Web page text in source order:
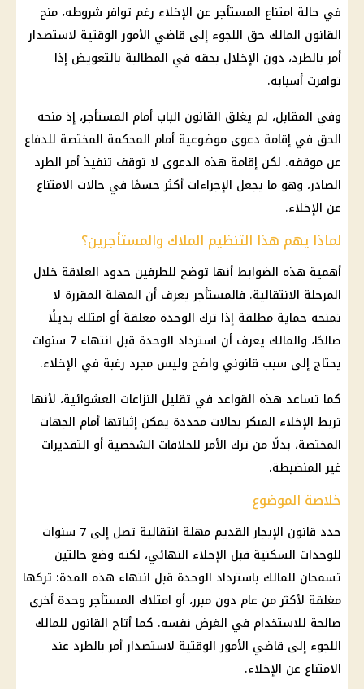
في حالة امتناع المستأجر عن الإخلاء رغم توافر شروطه، منح
القانون المالك حق اللجوء إلى قاضي الأمور الوقتية لاستصدار
أمر بالطرد، دون الإخلال بحقه في المطالبة بالتعويض إذا
توافرت أسبابه.
وفي المقابل، لم يغلق القانون الباب أمام المستأجر، إذ منحه
الحق في إقامة دعوى موضوعية أمام المحكمة المختصة للدفاع
عن موقفه. لكن إقامة هذه الدعوى لا توقف تنفيذ أمر الطرد
الصادر، وهو ما يجعل الإجراءات أكثر حسمًا في حالات الامتناع
عن الإخلاء.
لماذا يهم هذا التنظيم الملاك والمستأجرين؟
أهمية هذه الضوابط أنها توضح للطرفين حدود العلاقة خلال
المرحلة الانتقالية. فالمستأجر يعرف أن المهلة المقررة لا
تمنحه حماية مطلقة إذا ترك الوحدة مغلقة أو امتلك بديلًا
صالحًا، والمالك يعرف أن استرداد الوحدة قبل انتهاء 7 سنوات
يحتاج إلى سبب قانوني واضح وليس مجرد رغبة في الإخلاء.
كما تساعد هذه القواعد في تقليل النزاعات العشوائية، لأنها
تربط الإخلاء المبكر بحالات محددة يمكن إثباتها أمام الجهات
المختصة، بدلًا من ترك الأمر للخلافات الشخصية أو التقديرات
غير المنضبطة.
خلاصة الموضوع
حدد قانون الإيجار القديم مهلة انتقالية تصل إلى 7 سنوات
للوحدات السكنية قبل الإخلاء النهائي، لكنه وضع حالتين
تسمحان للمالك باسترداد الوحدة قبل انتهاء هذه المدة: تركها
مغلقة لأكثر من عام دون مبرر، أو امتلاك المستأجر وحدة أخرى
صالحة للاستخدام في الغرض نفسه. كما أتاح القانون للمالك
اللجوء إلى قاضي الأمور الوقتية لاستصدار أمر بالطرد عند
الامتناع عن الإخلاء.